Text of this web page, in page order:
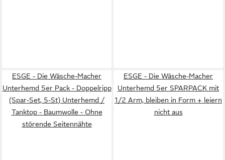
ESGE - Die Wäsche-Macher
Unterhemd 5er Pack - Doppelripp
(Spar-Set, 5-St) Unterhemd /
Tanktop - Baumwolle - Ohne
störende Seitennähte
ESGE - Die Wäsche-Macher
Unterhemd 5er SPARPACK mit
1/2 Arm, bleiben in Form + leiern
nicht aus